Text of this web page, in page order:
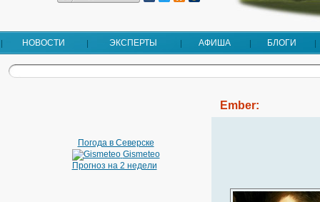
НОВОСТИ ЭКСПЕРТЫ АФИША БЛОГИ
Погода в Северске
Gismeteo
Прогноз на 2 недели
Ember: